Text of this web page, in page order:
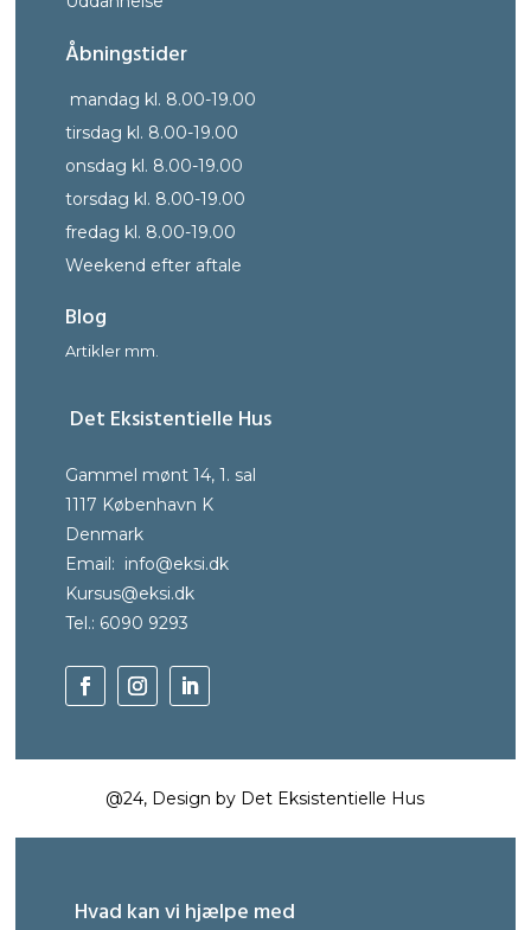
Åbningstider
mandag kl. 8.00-19.00
tirsdag kl. 8.00-19.00
onsdag kl. 8.00-19.00
torsdag kl. 8.00-19.00
fredag kl. 8.00-19.00
Weekend efter aftale
Blog
Artikler mm.
Det Eksistentielle Hus
Gammel mønt 14, 1. sal
1117 København K
Denmark
Email: info@eksi.dk
Kursus@eksi.dk
Tel.: 6090 9293
@24, Design by Det Eksistentielle Hus
Hvad kan vi hjælpe med